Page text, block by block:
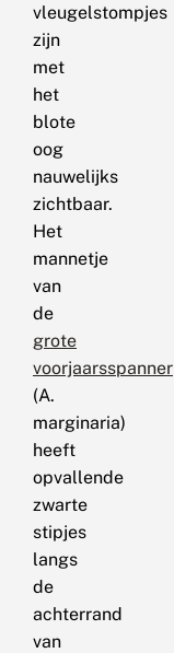
vleugelstompjes
zijn
met
het
blote
oog
nauwelijks
zichtbaar.
Het
mannetje
van
de
grote
voorjaarsspanner
(A.
marginaria)
heeft
opvallende
zwarte
stipjes
langs
de
achterrand
van